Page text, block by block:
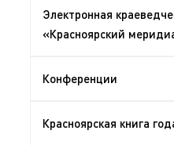
Электронная
«Красноярский
Конференции
Красноярская книга